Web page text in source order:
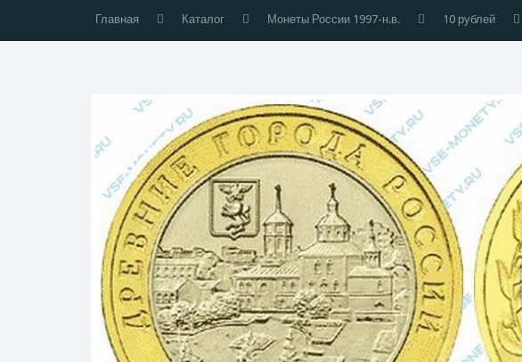
Главная Каталог Монеты России 1997-н.в. 10 рублей